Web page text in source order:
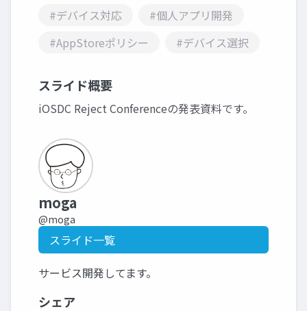
#デバイス対応
#個人アプリ開発
#AppStoreポリシー
#デバイス選択
スライド概要
iOSDC Reject Conferenceの発表資料です。
moga
@moga
スライド一覧
サービス開発してます。
シェア